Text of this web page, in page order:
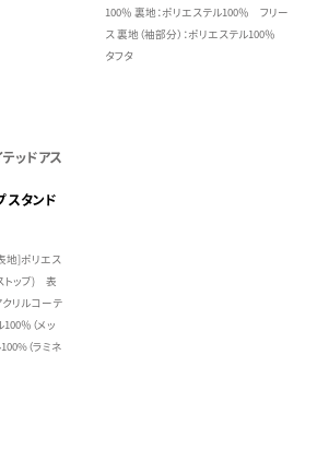
100％ 裏地：ポリエステル100％ フリー
ス 裏地（袖部分）：ポリエステル100％
タフタ
ッドアス
スタンド
地]ポリエス
トップ) 表
リルコーテ
％（メッ
（ラミネ